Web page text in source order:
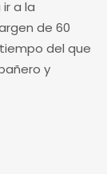
a la
de 60
del que
y